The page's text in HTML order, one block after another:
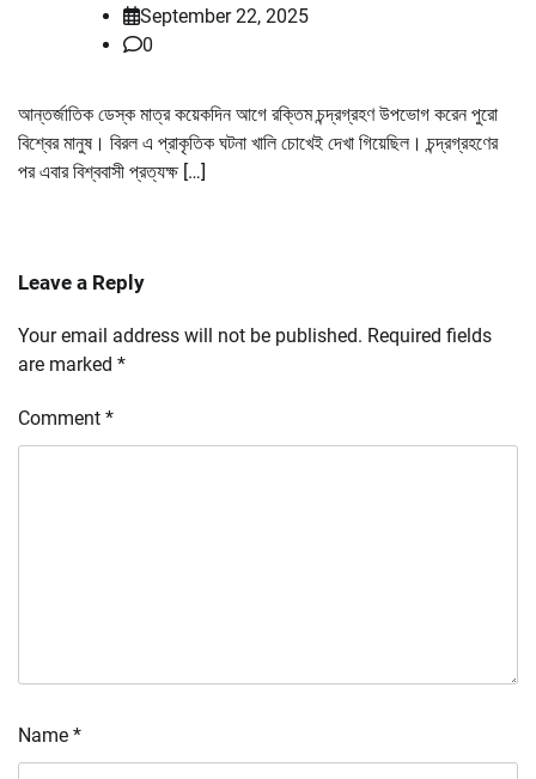
September 22, 2025
0
আন্তর্জাতিক ডেস্ক মাত্র কয়েকদিন আগে রক্তিম চন্দ্রগ্রহণ উপভোগ করেন পুরো
বিশ্বের মানুষ। বিরল এ প্রাকৃতিক ঘটনা খালি চোখেই দেখা গিয়েছিল। চন্দ্রগ্রহণের
পর এবার বিশ্ববাসী প্রত্যক্ষ […]
Leave a Reply
Your email address will not be published. Required fields
are marked *
Comment *
Name *